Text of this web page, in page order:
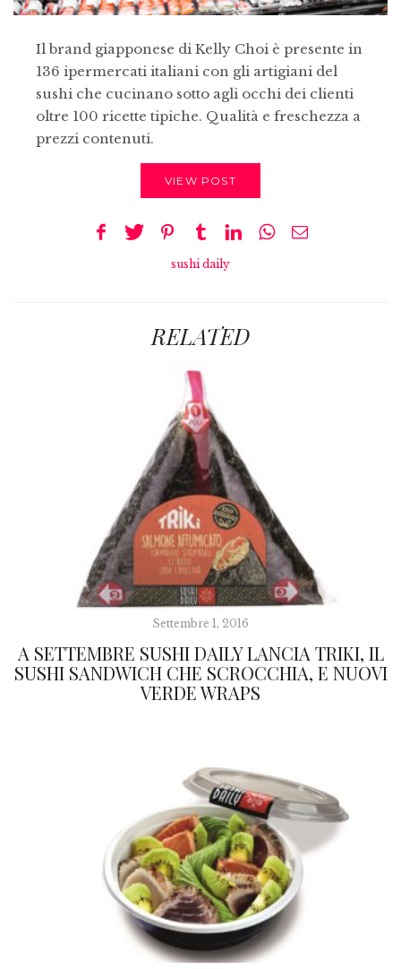
Il brand giapponese di Kelly Choi è presente in
136 ipermercati italiani con gli artigiani del
sushi che cucinano sotto agli occhi dei clienti
oltre 100 ricette tipiche. Qualità e freschezza a
prezzi contenuti.
VIEW POST
sushi daily
RELATED
Settembre 1, 2016
A SETTEMBRE SUSHI DAILY LANCIA TRIKI, IL
SUSHI SANDWICH CHE SCROCCHIA, E NUOVI
VERDE WRAPS